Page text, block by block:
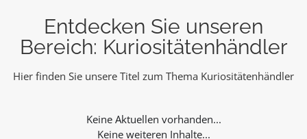
Entdecken Sie unseren
Bereich: Kuriositätenhändler
Hier finden Sie unsere Titel zum Thema Kuriositätenhändler
Keine weiteren Inhalte...